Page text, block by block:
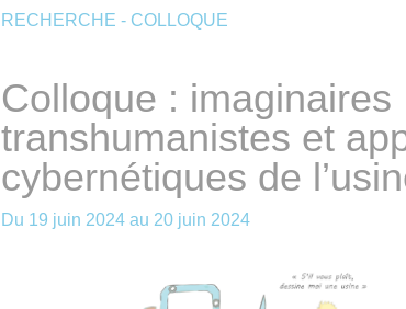
RECHERCHE - COLLOQUE
Colloque : imaginaires
transhumanistes et
cybernétiques de
Du 19 juin 2024au 20 juin 2024